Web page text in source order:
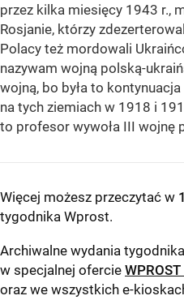
przez kilka miesięcy 1943 r.,
Rosjanie, którzy
Polacy też mordowali
nazywam wojną polską-
wojną, bo była to
na tych ziemiach w 1918 i
to profesor wywoła III wojnę
Więcej możesz przeczytać w
tygodnika Wprost.
Archiwalne wydania
w specjalnej ofercie
oraz we wszystkich e-